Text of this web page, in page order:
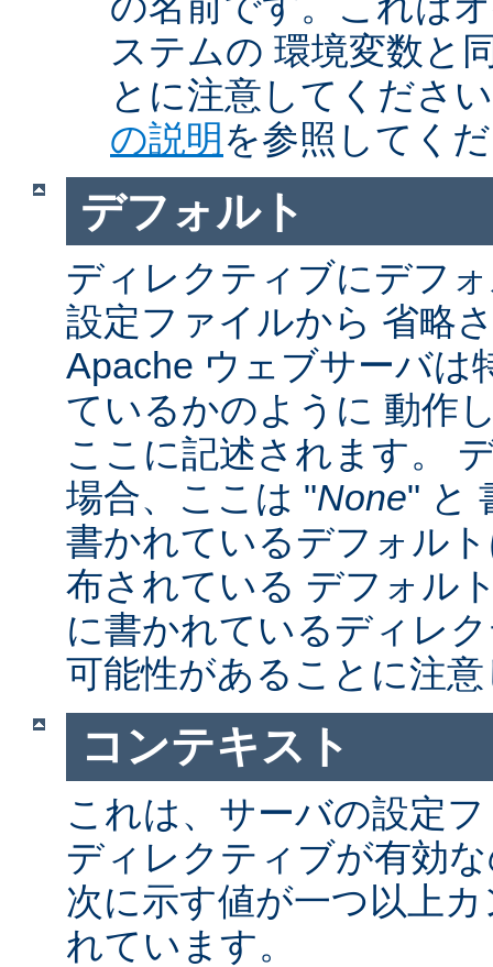
ステムの 環境変数と
とに注意してくださ
の説明 を参照してく
デフォルト
ディレクティブにデフ
設定ファイルから 省略
Apache ウェブサーバは
ているかのように 動作
ここに記述されます。
場合、ここは "None" と
書かれているデフォル
布されている デフォル
に書かれているディレ
可能性があることに注
コンテキスト
これは、サーバの設定
ディレクティブが有効
次に示す値が一つ以上
れています。